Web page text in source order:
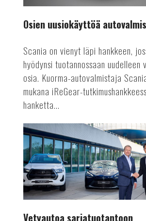
Osien uusiokäyttöä
Scania on vienyt läpi hankkeen,
hyödynsi tuotannossaan uudelleen
osia. Kuorma-autovalmistaja
mukana iReGear-
hanketta...
Vetyautoa
sarjatuotantoon
Vetyautoa sarjatuotantoon